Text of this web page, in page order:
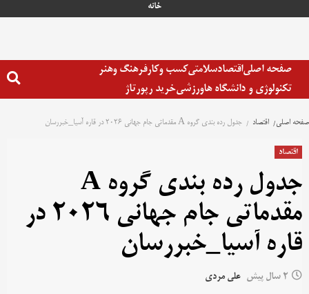
خانه
صفحه اصلیاقتصادسلامتیکسب وکارفرهنگ وهنر
تکنولوژی و دانشگاه هاورزشیخرید رپورتاژ
صفحه اصلی اقتصاد جدول رده بندی گروه A مقدماتی جام جهانی 2026 در قاره آسیا_خبررسان
اقتصاد
جدول رده بندی گروه A
مقدماتی جام جهانی 2026 در
قاره آسیا_خبررسان
2 سال پیش علی مردی